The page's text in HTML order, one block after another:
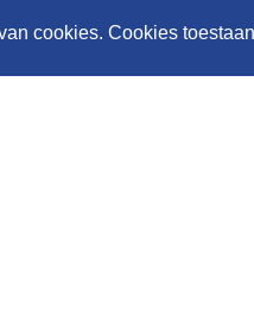
cookies. Cookies